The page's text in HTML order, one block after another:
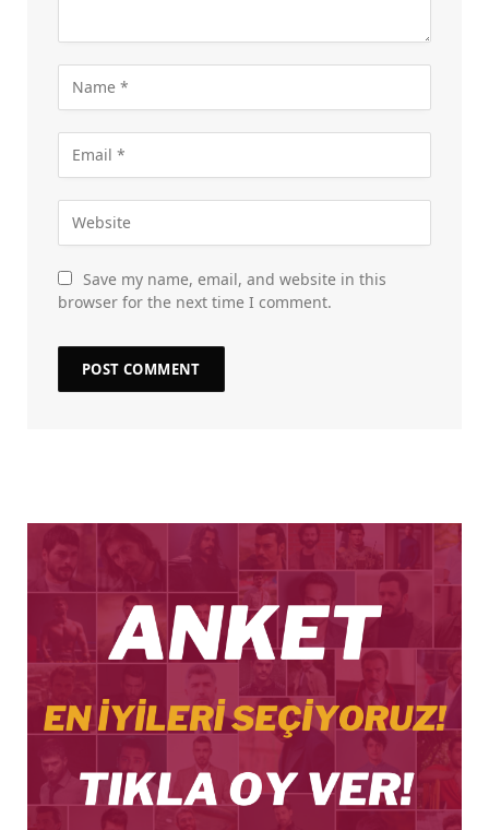
Save my name, email, and website in this
browser for the next time I comment.